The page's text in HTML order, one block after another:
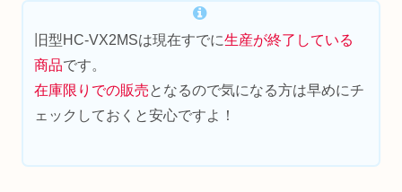
旧型HC-VX2MSは現在すでに生産が終了している
商品です。
在庫限りでの販売となるので気になる方は早めにチ
ェックしておくと安心ですよ！